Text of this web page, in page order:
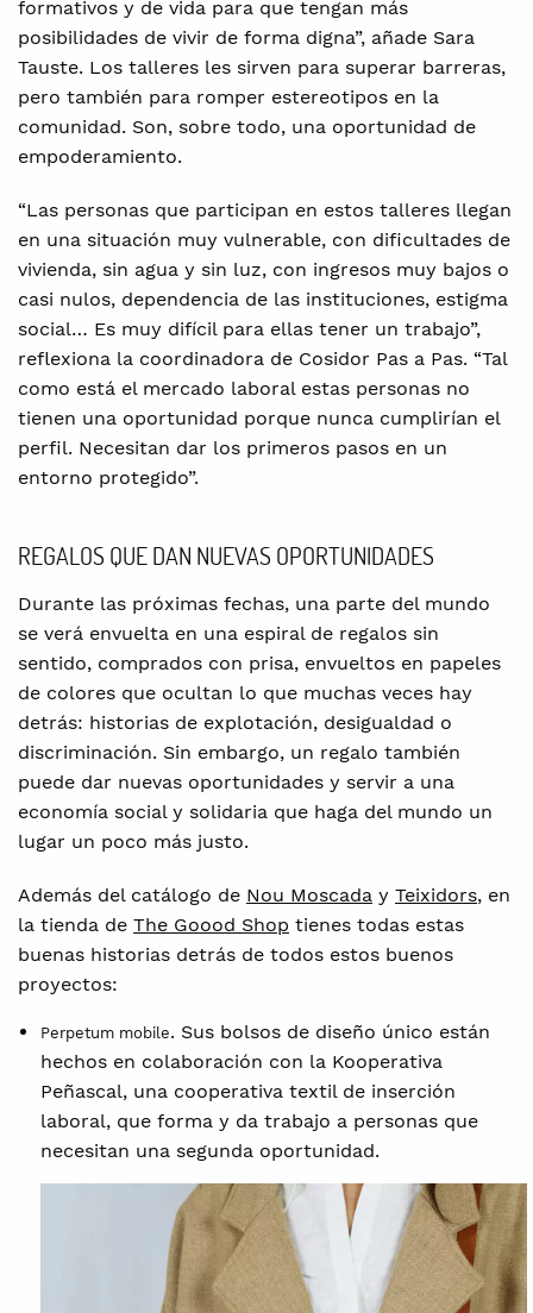
formativos y de vida para que tengan más
posibilidades de vivir de forma digna”, añade Sara
Tauste. Los talleres les sirven para superar barreras,
pero también para romper estereotipos en la
comunidad. Son, sobre todo, una oportunidad de
empoderamiento.
“Las personas que participan en estos talleres llegan
en una situación muy vulnerable, con dificultades de
vivienda, sin agua y sin luz, con ingresos muy bajos o
casi nulos, dependencia de las instituciones, estigma
social… Es muy difícil para ellas tener un trabajo”,
reflexiona la coordinadora de Cosidor Pas a Pas. “Tal
como está el mercado laboral estas personas no
tienen una oportunidad porque nunca cumplirían el
perfil. Necesitan dar los primeros pasos en un
entorno protegido”.
REGALOS QUE DAN NUEVAS OPORTUNIDADES
Durante las próximas fechas, una parte del mundo
se verá envuelta en una espiral de regalos sin
sentido, comprados con prisa, envueltos en papeles
de colores que ocultan lo que muchas veces hay
detrás: historias de explotación, desigualdad o
discriminación. Sin embargo, un regalo también
puede dar nuevas oportunidades y servir a una
economía social y solidaria que haga del mundo un
lugar un poco más justo.
Además del catálogo de Nou Moscada y Teixidors, en
la tienda de The Goood Shop tienes todas estas
buenas historias detrás de todos estos buenos
proyectos:
Perpetum mobile. Sus bolsos de diseño único están
hechos en colaboración con la Kooperativa
Peñascal, una cooperativa textil de inserción
laboral, que forma y da trabajo a personas que
necesitan una segunda oportunidad.